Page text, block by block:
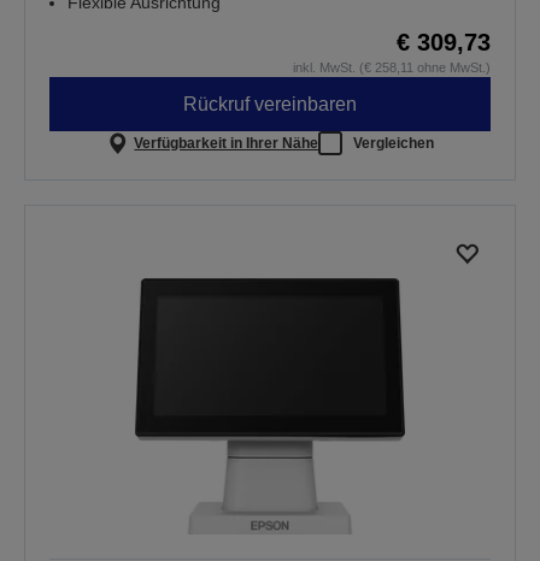
€ 309,73
inkl. MwSt. (€ 258,11 ohne MwSt.)
Rückruf vereinbaren
Verfügbarkeit in Ihrer Nähe Vergleichen